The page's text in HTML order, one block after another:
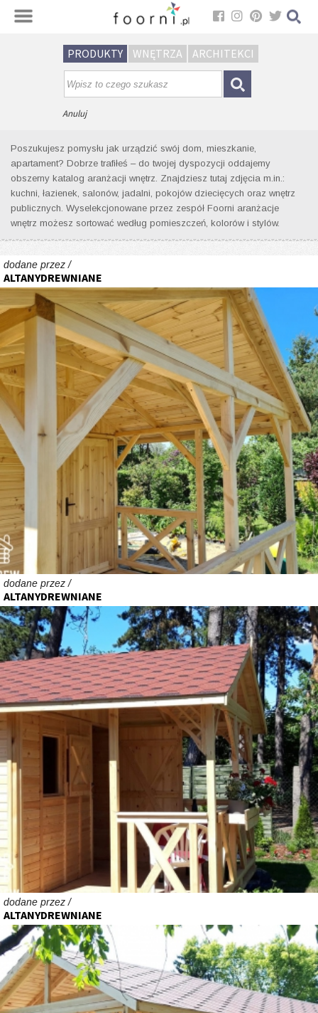
PRODUKTY WNĘTRZA ARCHITEKCI
Anuluj
Wyniki wyszukiwania wnętrz dla
tagu: dom letniskowy
Poszukujesz pomysłu jak urządzić swój dom, mieszkanie,
apartament? Dobrze trafiłeś – do twojej dyspozycji oddajemy
obszerny katalog aranżacji wnętrz. Znajdziesz tutaj zdjęcia m.in.:
kuchni, łazienek, salonów, jadalni, pokojów dziecięcych oraz wnętrz
publicznych. Wyselekcjonowane przez zespół Foorni aranżacje
wnętrz możesz sortować według pomieszczeń, kolorów i stylów.
dodane przez /
ALTANYDREWNIANE
dodane przez /
ALTANYDREWNIANE
dodane przez /
ALTANYDREWNIANE